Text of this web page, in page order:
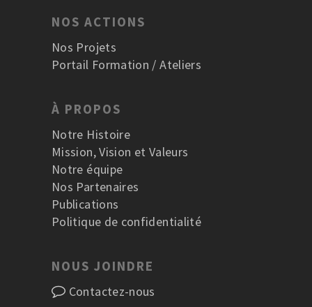
NOS ACTIONS
Nos Projets
Portail Formation / Ateliers
À PROPOS
Notre Histoire
Mission, Vision et Valeurs
Notre équipe
Nos Partenaires
Publications
Politique de confidentialité
NOUS JOINDRE
Contactez-nous